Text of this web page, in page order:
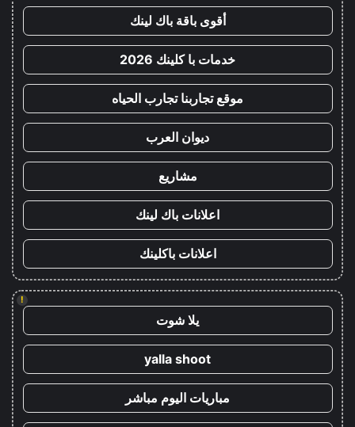
أقوى باقة باك لينك
خدمات با كلينك 2026
موقع تجاربنا تجارب الحياه
ديوان العرب
مشاريع
اعلانات باك لينك
اعلانات باكلينك
!
يلا شوت
yalla shoot
مباريات اليوم مباشر